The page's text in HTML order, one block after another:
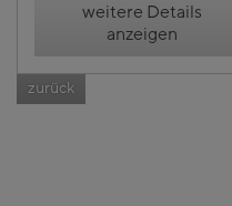
weitere Details
anzeigen
zurück